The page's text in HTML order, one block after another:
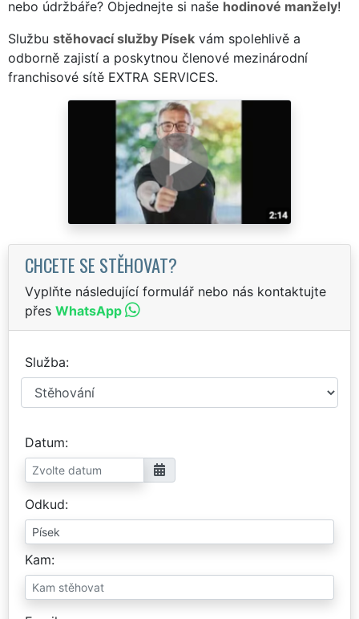
nebo údržbáře? Objednejte si naše hodinové manžely!
Službu stěhovací služby Písek vám spolehlivě a
odborně zajistí a poskytnou členové mezinárodní
franchisové sítě EXTRA SERVICES.
CHCETE SE STĚHOVAT?
Vyplňte následující formulář nebo nás kontaktujte
přes WhatsApp
Služba
Datum
Odkud
Kam